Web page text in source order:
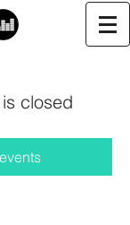
closed